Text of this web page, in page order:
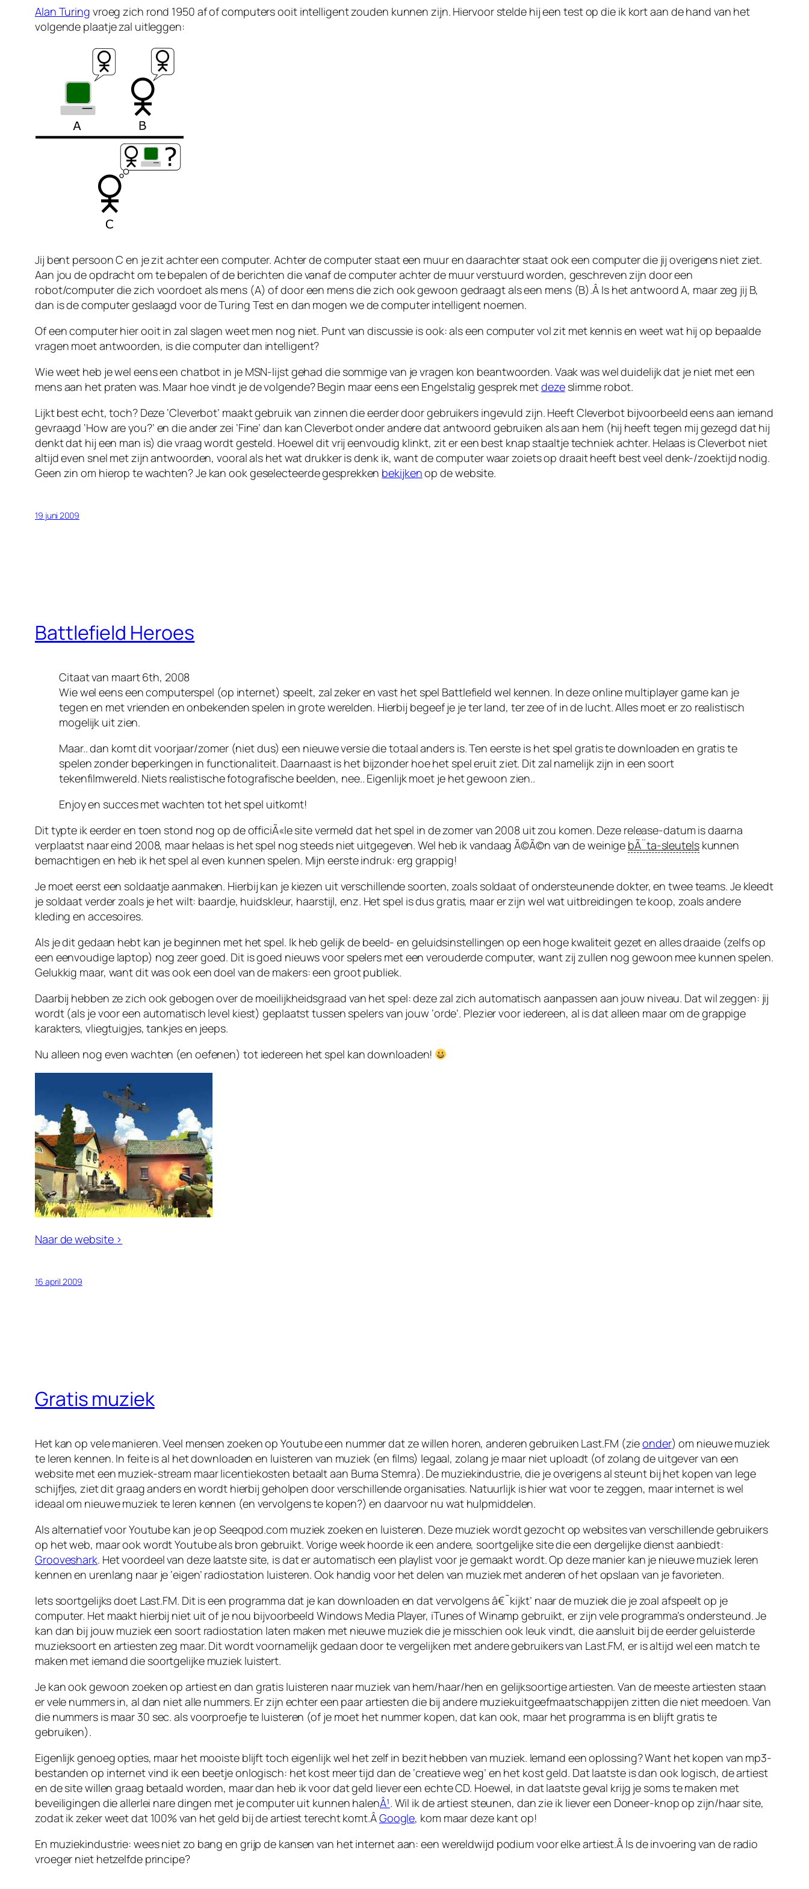
Alan Turing vroeg zich rond 1950 af of computers ooit intelligent zouden kunnen zijn. Hiervoor stelde hij een test op die ik kort aan de hand van het
volgende plaatje zal uitleggen:
Jij bent persoon C en je zit achter een computer. Achter de computer staat een muur en daarachter staat ook een computer die jij overigens niet ziet.
Aan jou de opdracht om te bepalen of de berichten die vanaf de computer achter de muur verstuurd worden, geschreven zijn door een
robot/computer die zich voordoet als mens (A) of door een mens die zich ook gewoon gedraagt als een mens (B).Â Is het antwoord A, maar zeg jij B,
dan is de computer geslaagd voor de Turing Test en dan mogen we de computer intelligent noemen.
Of een computer hier ooit in zal slagen weet men nog niet. Punt van discussie is ook: als een computer vol zit met kennis en weet wat hij op bepaalde
vragen moet antwoorden, is die computer dan intelligent?
Wie weet heb je wel eens een chatbot in je MSN-lijst gehad die sommige van je vragen kon beantwoorden. Vaak was wel duidelijk dat je niet met een
mens aan het praten was. Maar hoe vindt je de volgende? Begin maar eens een Engelstalig gesprek metdezeslimme robot.
Lijkt best echt, toch? Deze ‘Cleverbot’ maakt gebruik van zinnen die eerder door gebruikers ingevuld zijn. Heeft Cleverbot bijvoorbeeld eens aan iemand
gevraagd ‘How are you?’ en die ander zei ‘Fine’ dan kan Cleverbot onder andere dat antwoord gebruiken als aan hem (hij heeft tegen mij gezegd dat hij
denkt dat hij een man is) die vraag wordt gesteld. Hoewel dit vrij eenvoudig klinkt, zit er een best knap staaltje techniek achter. Helaas is Cleverbot niet
altijd even snel met zijn antwoorden, vooral als het wat drukker is denk ik, want de computer waar zoiets op draait heeft best veel denk-/zoektijd nodig.
Geen zin om hierop te wachten? Je kan ook geselecteerde gesprekken bekijkenop de website.
19 juni 2009
Battlefield Heroes
Citaat van maart 6th, 2008
Wie wel eens een computerspel (op internet) speelt, zal zeker en vast het spel Battlefield wel kennen. In deze online multiplayer game kan je
tegen en met vrienden en onbekenden spelen in grote werelden. Hierbij begeef je je ter land, ter zee of in de lucht. Alles moet er zo realistisch
mogelijk uit zien.
Maar.. dan komt dit voorjaar/zomer (niet dus) een nieuwe versie die totaal anders is. Ten eerste is het spel gratis te downloaden en gratis te
spelen zonder beperkingen in functionaliteit. Daarnaast is het bijzonder hoe het spel eruit ziet. Dit zal namelijk zijn in een soort
tekenfilmwereld. Niets realistische fotografische beelden, nee.. Eigenlijk moet je het gewoon zien..
Enjoy en succes met wachten tot het spel uitkomt!
Dit typte ik eerder en toen stond nog op de officiÃ«le site vermeld dat het spel in de zomer van 2008 uit zou komen. Deze release-datum is daarna
verplaatst naar eind 2008, maar helaas is het spel nog steeds niet uitgegeven. Wel heb ik vandaag Ã©Ã©n van de weinige bÃ¨ta-sleutelskunnen
bemachtigen en heb ik het spel al even kunnen spelen. Mijn eerste indruk: erg grappig!
Je moet eerst een soldaatje aanmaken. Hierbij kan je kiezen uit verschillende soorten, zoals soldaat of ondersteunende dokter, en twee teams. Je kleedt
je soldaat verder zoals je het wilt: baardje, huidskleur, haarstijl, enz. Het spel is dus gratis, maar er zijn wel wat uitbreidingen te koop, zoals andere
kleding en accesoires.
Als je dit gedaan hebt kan je beginnen met het spel. Ik heb gelijk de beeld- en geluidsinstellingen op een hoge kwaliteit gezet en alles draaide (zelfs op
een eenvoudige laptop) nog zeer goed. Dit is goed nieuws voor spelers met een verouderde computer, want zij zullen nog gewoon mee kunnen spelen.
Gelukkig maar, want dit was ook een doel van de makers: een groot publiek.
Daarbij hebben ze zich ook gebogen over de moeilijkheidsgraad van het spel: deze zal zich automatisch aanpassen aan jouw niveau. Dat wil zeggen: jij
wordt (als je voor een automatisch level kiest) geplaatst tussen spelers van jouw ‘orde’. Plezier voor iedereen, al is dat alleen maar om de grappige
karakters, vliegtuigjes, tankjes en jeeps.
Nu alleen nog even wachten (en oefenen) tot iedereen het spel kan downloaden!
Naar de website >
16 april 2009
Gratis muziek
Het kan op vele manieren. Veel mensen zoeken op Youtube een nummer dat ze willen horen, anderen gebruiken Last.FM (zieonder) om nieuwe muziek
te leren kennen. In feite is al het downloaden en luisteren van muziek (en films) legaal, zolang je maar niet uploadt (of zolang de uitgever van een
website met een muziek-stream maar licentiekosten betaalt aan Buma Stemra). De muziekindustrie, die je overigens al steunt bij het kopen van lege
schijfjes, ziet dit graag anders en wordt hierbij geholpen door verschillende organisaties. Natuurlijk is hier wat voor te zeggen, maar internet is wel
ideaal om nieuwe muziek te leren kennen (en vervolgens te kopen?) en daarvoor nu wat hulpmiddelen.
Als alternatief voor Youtube kan je op Seeqpod.com muziek zoeken en luisteren. Deze muziek wordt gezocht op websites van verschillende gebruikers
op het web, maar ook wordt Youtube als bron gebruikt. Vorige week hoorde ik een andere, soortgelijke site die een dergelijke dienst aanbiedt:
Grooveshark. Het voordeel van deze laatste site, is dat er automatisch een playlist voor je gemaakt wordt. Op deze manier kan je nieuwe muziek leren
kennen en urenlang naar je ‘eigen’ radiostation luisteren. Ook handig voor het delen van muziek met anderen of het opslaan van je favorieten.
Iets soortgelijks doet Last.FM. Dit is een programma dat je kan downloaden en dat vervolgens â€˜kijkt’ naar de muziek die je zoal afspeelt op je
computer. Het maakt hierbij niet uit of je nou bijvoorbeeld Windows Media Player, iTunes of Winamp gebruikt, er zijn vele programma’s ondersteund. Je
kan dan bij jouw muziek een soort radiostation laten maken met nieuwe muziek die je misschien ook leuk vindt, die aansluit bij de eerder geluisterde
muzieksoort en artiesten zeg maar. Dit wordt voornamelijk gedaan door te vergelijken met andere gebruikers van Last.FM, er is altijd wel een match te
maken met iemand die soortgelijke muziek luistert.
Je kan ook gewoon zoeken op artiest en dan gratis luisteren naar muziek van hem/haar/hen en gelijksoortige artiesten. Van de meeste artiesten staan
er vele nummers in, al dan niet alle nummers. Er zijn echter een paar artiesten die bij andere muziekuitgeefmaatschappijen zitten die niet meedoen. Van
die nummers is maar 30 sec. als voorproefje te luisteren (of je moet het nummer kopen, dat kan ook, maar het programma is en blijft gratis te
gebruiken).
Eigenlijk genoeg opties, maar het mooiste blijft toch eigenlijk wel het zelf in bezit hebben van muziek. Iemand een oplossing? Want het kopen van mp3-
bestanden op internet vind ik een beetje onlogisch: het kost meer tijd dan de ‘creatieve weg’ en het kost geld. Dat laatste is dan ook logisch, de artiest
en de site willen graag betaald worden, maar dan heb ik voor dat geld liever een echte CD. Hoewel, in dat laatste geval krijg je soms te maken met
beveiligingen die allerlei nare dingen met je computer uit kunnen halenÂ¹. Wil ik de artiest steunen, dan zie ik liever een Doneer-knop op zijn/haar site,
zodat ik zeker weet dat 100% van het geld bij de artiest terecht komt.ÂGoogle, kom maar deze kant op!
En muziekindustrie: wees niet zo bang en grijp de kansen van het internet aan: een wereldwijd podium voor elke artiest.Â Is de invoering van de radio
vroeger niet hetzelfde principe?